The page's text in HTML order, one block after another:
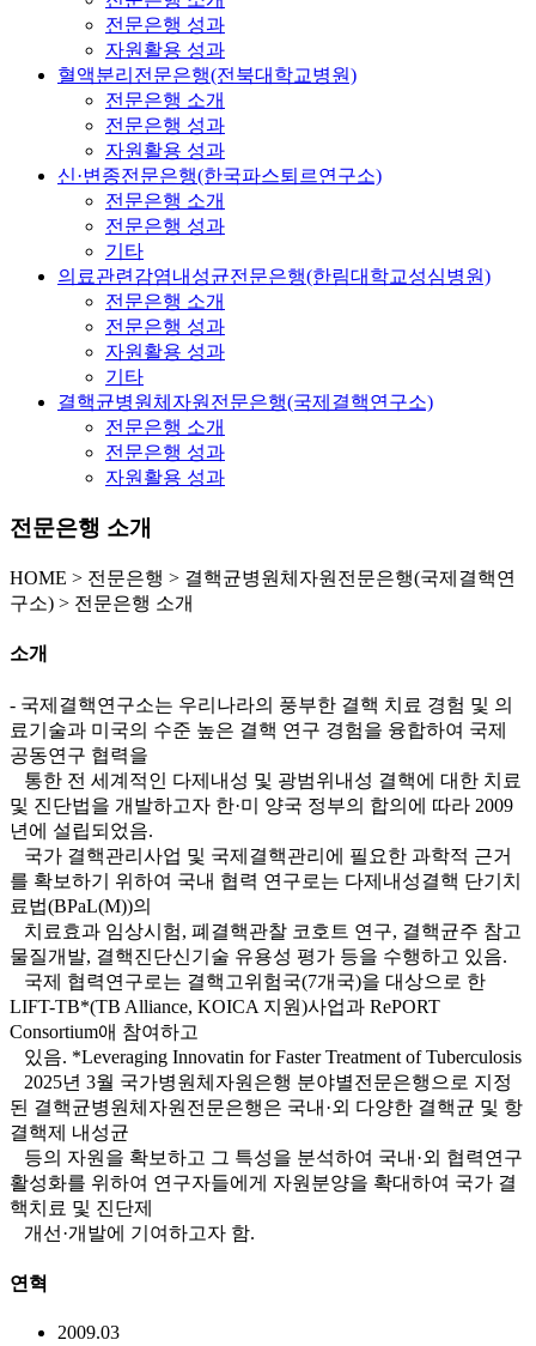
전문은행 성과
자원활용 성과
혈액분리전문은행(전북대학교병원)
전문은행 소개
전문은행 성과
자원활용 성과
신·변종전문은행(한국파스퇴르연구소)
전문은행 소개
전문은행 성과
기타
의료관련감염내성균전문은행(한림대학교성심병원)
전문은행 소개
전문은행 성과
자원활용 성과
기타
결핵균병원체자원전문은행(국제결핵연구소)
전문은행 소개
전문은행 성과
자원활용 성과
전문은행 소개
HOME > 전문은행 > 결핵균병원체자원전문은행(국제결핵연
구소) > 전문은행 소개
소개
- 국제결핵연구소는 우리나라의 풍부한 결핵 치료 경험 및 의
료기술과 미국의 수준 높은 결핵 연구 경험을 융합하여 국제
공동연구 협력을
통한 전 세계적인 다제내성 및 광범위내성 결핵에 대한 치료
및 진단법을 개발하고자 한·미 양국 정부의 합의에 따라 2009
년에 설립되었음.
국가 결핵관리사업 및 국제결핵관리에 필요한 과학적 근거
를 확보하기 위하여 국내 협력 연구로는 다제내성결핵 단기치
료법(BPaL(M))의
치료효과 임상시험, 폐결핵관찰 코호트 연구, 결핵균주 참고
물질개발, 결핵진단신기술 유용성 평가 등을 수행하고 있음.
국제 협력연구로는 결핵고위험국(7개국)을 대상으로 한
LIFT-TB*(TB Alliance, KOICA 지원)사업과 RePORT
Consortium애 참여하고
있음. *Leveraging Innovatin for Faster Treatment of Tuberculosis
2025년 3월 국가병원체자원은행 분야별전문은행으로 지정
된 결핵균병원체자원전문은행은 국내·외 다양한 결핵균 및 항
결핵제 내성균
등의 자원을 확보하고 그 특성을 분석하여 국내·외 협력연구
활성화를 위하여 연구자들에게 자원분양을 확대하여 국가 결
핵치료 및 진단제
개선·개발에 기여하고자 함.
연혁
2009.03